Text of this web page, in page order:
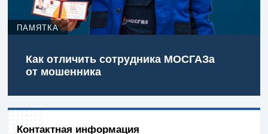
ПАМЯТКА
Как отличить сотрудника МОСГАЗа
от мошенника
Контактная информация